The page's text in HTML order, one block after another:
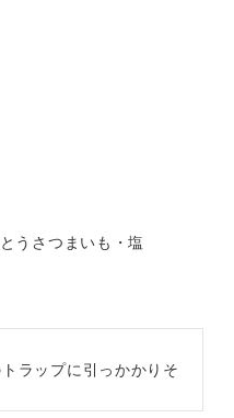
うさつまいも・塩
ラップに引っかかりそ